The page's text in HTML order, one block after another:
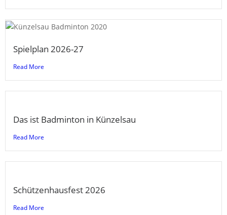
Spielplan 2026-27
Read More
Das ist Badminton in Künzelsau
Read More
Schützenhausfest 2026
Read More